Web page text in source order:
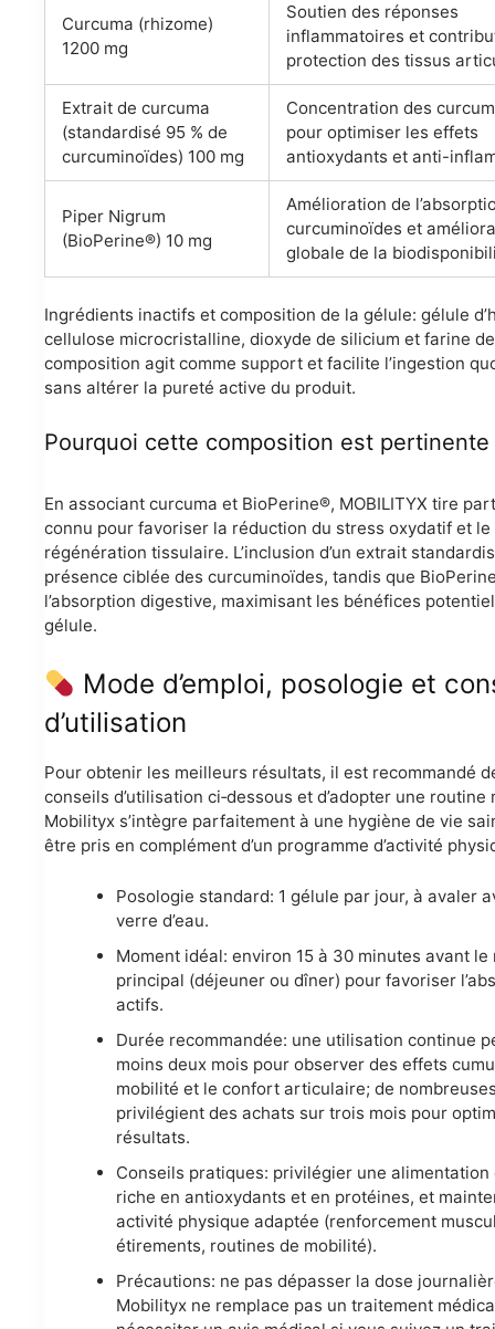
Curcuma (rhizome)
1200 mg
Soutien des réponses
inflammatoires et
protection des tissus
Extrait de curcuma
(standardisé 95 % de
curcuminoïdes) 100 mg
Concentration des
pour optimiser les effets
antioxydants et anti-
Piper Nigrum
(BioPerine®) 10 mg
Amélioration de
curcuminoïdes et
globale de la
Ingrédients inactifs et composition de la gélule: gélule
cellulose microcristalline, dioxyde de silicium et farine
composition agit comme support et facilite l’ingestion
sans altérer la pureté active du produit.
Pourquoi cette composition est pertinente
En associant curcuma et BioPerine®, MOBILITYX tire
connu pour favoriser la réduction du stress oxydatif et
régénération tissulaire. L’inclusion d’un extrait
présence ciblée des curcuminoïdes, tandis que
l’absorption digestive, maximisant les bénéfices
gélule.
Mode d’emploi, posologie et
d’utilisation
Pour obtenir les meilleurs résultats, il est recommandé
conseils d’utilisation ci‑dessous et d’adopter une routine
Mobilityx s’intègre parfaitement à une hygiène de vie
être pris en complément d’un programme d’activité
Posologie standard: 1 gélule par jour, à avaler
verre d’eau.
Moment idéal: environ 15 à 30 minutes avant le
principal (déjeuner ou dîner) pour favoriser
actifs.
Durée recommandée: une utilisation continue
moins deux mois pour observer des effets
mobilité et le confort articulaire; de
privilégient des achats sur trois mois pour
résultats.
Conseils pratiques: privilégier une
riche en antioxydants et en protéines, et
activité physique adaptée (renforcement
étirements, routines de mobilité).
Précautions: ne pas dépasser la dose
Mobilityx ne remplace pas un traitement